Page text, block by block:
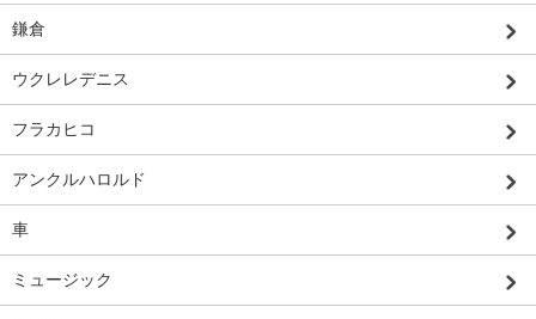
鎌倉
ウクレレデニス
フラカヒコ
アンクルハロルド
車
ミュージック